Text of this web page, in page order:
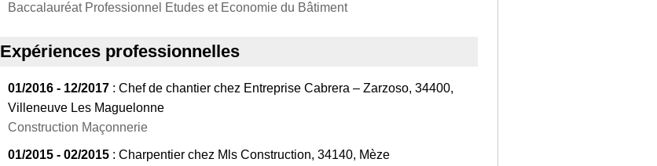
Baccalauréat Professionnel Etudes et Economie du Bâtiment
Expériences professionnelles
01/2016 - 12/2017 : Chef de chantier chez Entreprise Cabrera – Zarzoso, 34400,
Villeneuve Les Maguelonne
Construction Maçonnerie
01/2015 - 02/2015 : Charpentier chez Mls Construction, 34140, Mèze